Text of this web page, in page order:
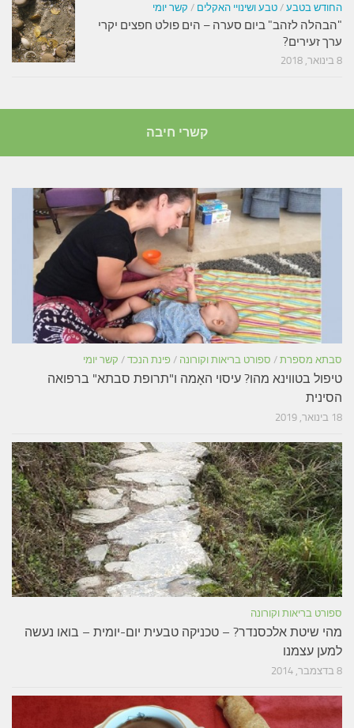
החודש בטבע / טבע ושינויי האקלים / קשר יומי
"הבהלה לזהב" ביום סערה – הים פולט חפצים יקרי
ערך זעירים?
8 בינואר, 2018
קשרי חיבה
סבתא מספרת / ספורט בריאות וקורונה / פינת הנכד / קשר יומי
טיפול בטווינא מהו? עיסוי האָמה ו"תרופת סבתא" ברפואה
הסינית
18 בינואר, 2019
ספורט בריאות וקורונה
מהי שיטת אלכסנדר? – טכניקה טבעית יום-יומית – בואו נעשה
למען עצמנו
8 בדצמבר, 2014